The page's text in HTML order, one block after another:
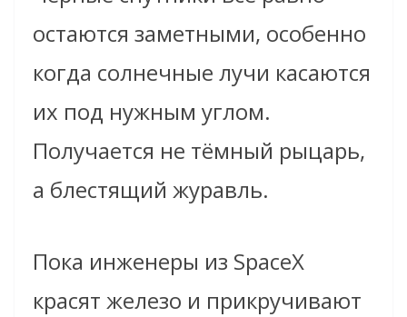
остаются заметными, особенно
когда солнечные лучи касаются
их под нужным углом.
Получается не тёмный рыцарь,
а блестящий журавль.
Пока инженеры из SpaceX
красят железо и прикручивают